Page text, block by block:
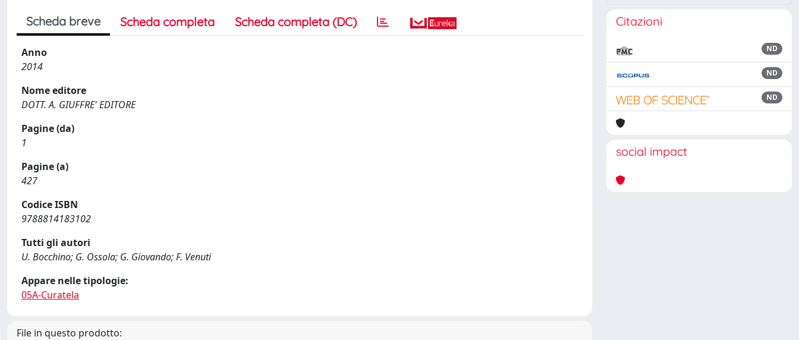
Scheda breve Scheda completa Scheda completa (DC)
Anno
2014
Nome editore
DOTT. A. GIUFFRE' EDITORE
Pagine (da)
1
Pagine (a)
427
Codice ISBN
9788814183102
Tutti gli autori
U. Bocchino; G. Ossola; G. Giovando; F. Venuti
Appare nelle tipologie:
05A-Curatela
File in questo prodotto:
Citazioni
ND
ND
ND
social impact